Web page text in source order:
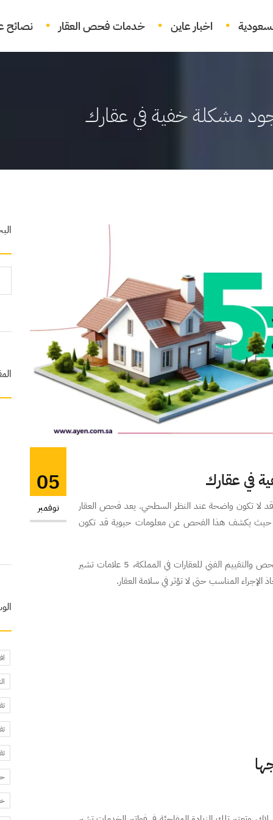
اخبار عاين خدمات فحص العقار نصائح
قد لا تكون واضحة عند النظر السطحي. يعد فحص العقار
حيث يكشف هذا الفحص عن معلومات حيوية قد تكون
في هذا المقال، يستعرض لك خبراء عاين AYEN، منصة الفحص والتقييم الفني للعقارات في المملكة، 5 علامات تشير
المناسب حتى لا تؤثر في سلامة العقار.
05
نوفمبر